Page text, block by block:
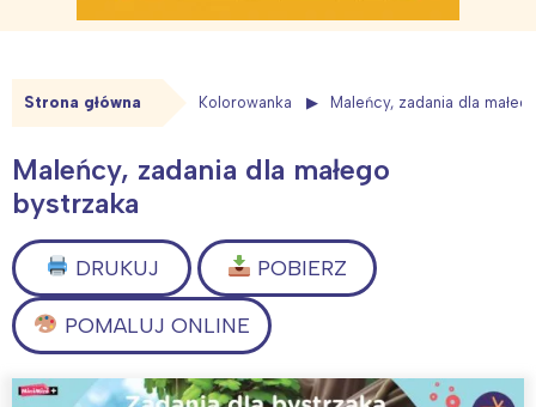
Strona główna Kolorowanka Maleńcy, zadania dla
Maleńcy, zadania dla małego
bystrzaka
DRUKUJ POBIERZ
POMALUJ ONLINE